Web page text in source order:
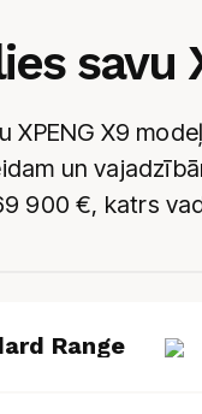
savu
XPENG X9
un
900 €, katrs
Range